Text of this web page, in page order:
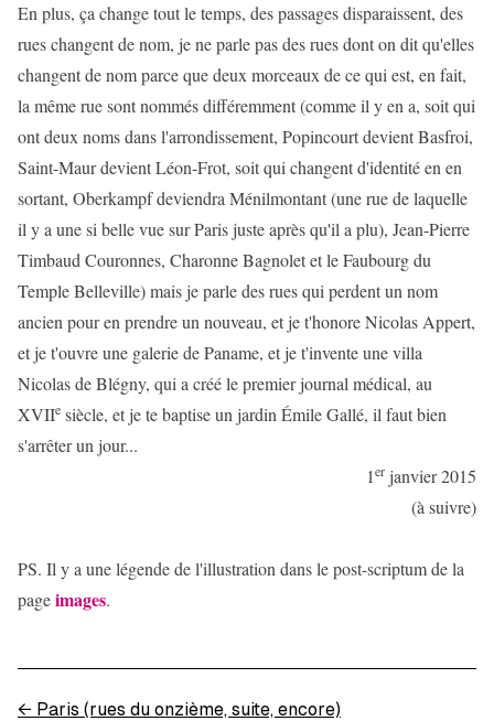
En plus, ça change tout le temps, des passages disparaissent, des
rues changent de nom, je ne parle pas des rues dont on dit qu'elles
changent de nom parce que deux morceaux de ce qui est, en fait,
la même rue sont nommés différemment (comme il y en a, soit qui
ont deux noms dans l'arrondissement, Popincourt devient Basfroi,
Saint-Maur devient Léon-Frot, soit qui changent d'identité en en
sortant, Oberkampf deviendra Ménilmontant (une rue de laquelle
il y a une si belle vue sur Paris juste après qu'il a plu), Jean-Pierre
Timbaud Couronnes, Charonne Bagnolet et le Faubourg du
Temple Belleville) mais je parle des rues qui perdent un nom
ancien pour en prendre un nouveau, et je t'honore Nicolas Appert,
et je t'ouvre une galerie de Paname, et je t'invente une villa
Nicolas de Blégny, qui a créé le premier journal médical, au
XVIIe siècle, et je te baptise un jardin Émile Gallé, il faut bien
s'arrêter un jour...
1er janvier 2015
(à suivre)
PS. Il y a une légende de l'illustration dans le post-scriptum de la
pageimages.
← Paris (rues du onzième, suite, encore)